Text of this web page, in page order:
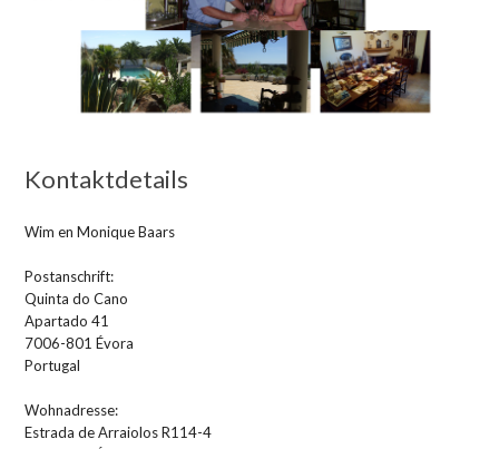
Kontaktdetails
Wim en Monique Baars
Postanschrift:
Quinta do Cano
Apartado 41
7006-801 Évora
Portugal
Wohnadresse:
Estrada de Arraiolos R114-4